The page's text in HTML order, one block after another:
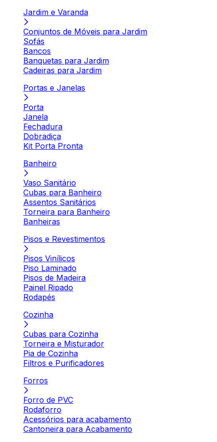
Jardim e Varanda
Conjuntos de Móveis para Jardim
Sofás
Bancos
Banquetas para Jardim
Cadeiras para Jardim
Portas e Janelas
Porta
Janela
Fechadura
Dobradiça
Kit Porta Pronta
Banheiro
Vaso Sanitário
Cubas para Banheiro
Assentos Sanitários
Torneira para Banheiro
Banheiras
Pisos e Revestimentos
Pisos Vinílicos
Piso Laminado
Pisos de Madeira
Painel Ripado
Rodapés
Cozinha
Cubas para Cozinha
Torneira e Misturador
Pia de Cozinha
Filtros e Purificadores
Forros
Forro de PVC
Rodaforro
Acessórios para acabamento
Cantoneira para Acabamento